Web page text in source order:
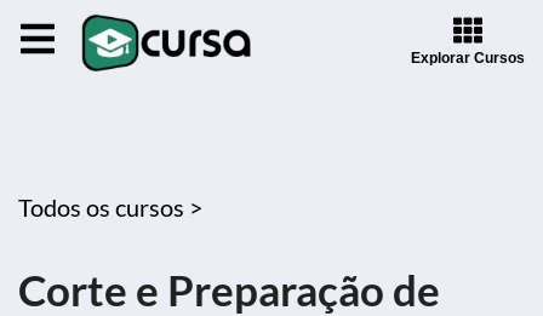
Explorar Cursos
Todos os cursos >
Corte e Preparação de